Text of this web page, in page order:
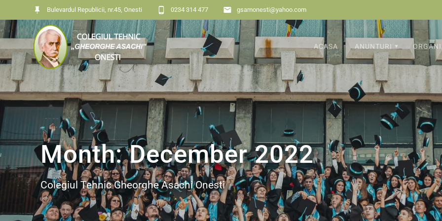
Bulevardul Republicii, nr.45, Onesti 0234 314 477 gsamonesti@yahoo.com
ACASA ANUNTURI
Month:December 2022
Colegiul Tehnic Gheorghe Asachi Onesti